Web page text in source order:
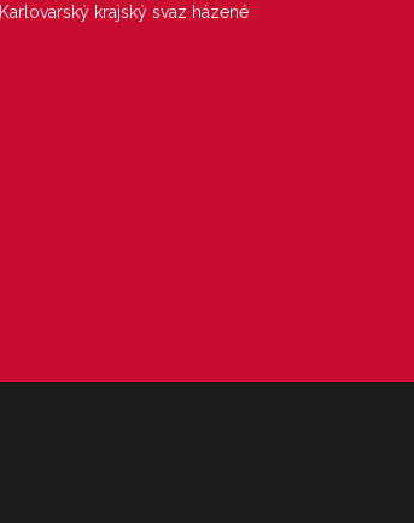
Karlovarský krajský svaz házené